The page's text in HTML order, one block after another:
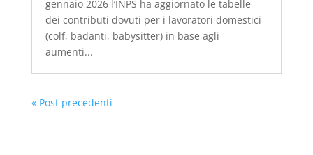
gennaio 2026 l’INPS ha aggiornato le tabelle
dei contributi dovuti per i lavoratori domestici
(colf, badanti, babysitter) in base agli
aumenti...
« Post precedenti